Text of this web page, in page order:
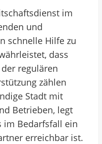
im
und
schnelle Hilfe zu
dass
regulären
zählen
Stadt mit
Betrieben, legt
im Bedarfsfall ein
erreichbar ist.